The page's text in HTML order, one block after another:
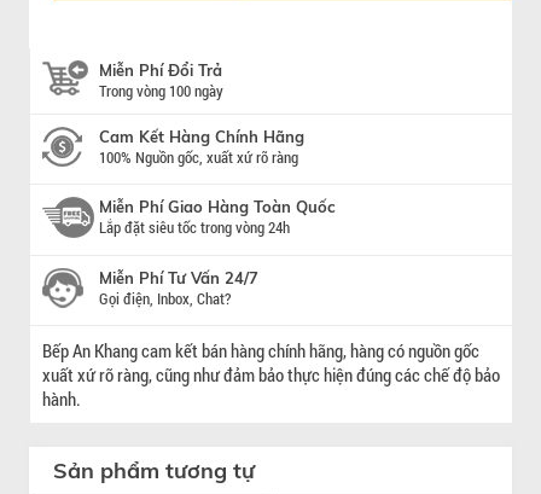
Miễn Phí Đổi Trả
Trong vòng 100 ngày
Cam Kết Hàng Chính Hãng
100% Nguồn gốc, xuất xứ rõ ràng
Miễn Phí Giao Hàng Toàn Quốc
Lắp đặt siêu tốc trong vòng 24h
Miễn Phí Tư Vấn 24/7
Gọi điện, Inbox, Chat?
Bếp An Khang cam kết bán hàng chính hãng, hàng có nguồn gốc
xuất xứ rõ ràng, cũng như đảm bảo thực hiện đúng các chế độ bảo
hành.
Sản phẩm tương tự